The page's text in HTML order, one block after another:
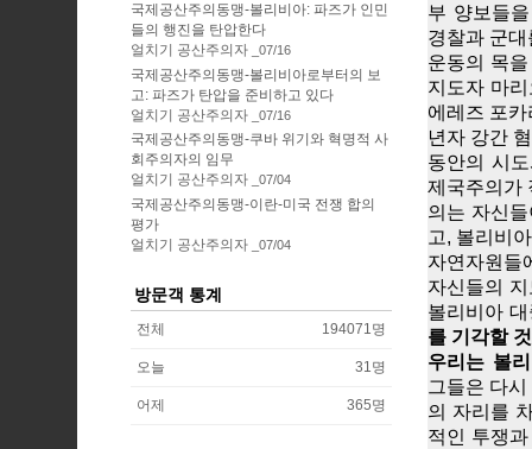
부 양보들
경찰과 군
운동의 목
지도자 마
에레즈 포
년자 강간
동안의 시
제국주의가
의는 자신
고, 볼리비
자연자원들
자신들의
볼리비아
를 기각할
우리는 볼
그들은 다
의 자리를
적인 투쟁
국제공산주의동맹-볼리비아: 파즈가 인민
들의 행진을 탄압한다
얼치기 공산주의자
07/16
국제공산주의동맹-볼리비아로부터의 보
고: 파즈가 탄압을 준비하고 있다
얼치기 공산주의자
07/16
국제공산주의동맹-쿠바 위기와 혁명적 사
회주의자의 임무
얼치기 공산주의자
07/04
국제공산주의동맹-이란-미국 전쟁 합의
평가
얼치기 공산주의자
07/04
방문객 통계
전체 194071 명
오늘 31 명
어제 365명